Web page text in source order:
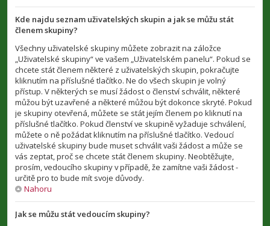
Kde najdu seznam uživatelských skupin a jak se můžu stát
členem skupiny?
Všechny uživatelské skupiny můžete zobrazit na záložce
„Uživatelské skupiny“ ve vašem „Uživatelském panelu“. Pokud se
chcete stát členem některé z uživatelských skupin, pokračujte
kliknutím na příslušné tlačítko. Ne do všech skupin je volný
přístup. V některých se musí žádost o členství schválit, některé
můžou být uzavřené a některé můžou být dokonce skryté. Pokud
je skupiny otevřená, můžete se stát jejím členem po kliknutí na
příslušné tlačítko. Pokud členství ve skupině vyžaduje schválení,
můžete o ně požádat kliknutím na příslušné tlačítko. Vedoucí
uživatelské skupiny bude muset schválit vaši žádost a může se
vás zeptat, proč se chcete stát členem skupiny. Neobtěžujte,
prosím, vedoucího skupiny v případě, že zamítne vaši žádost -
určitě pro to bude mít svoje důvody.
Nahoru
Jak se můžu stát vedoucím skupiny?